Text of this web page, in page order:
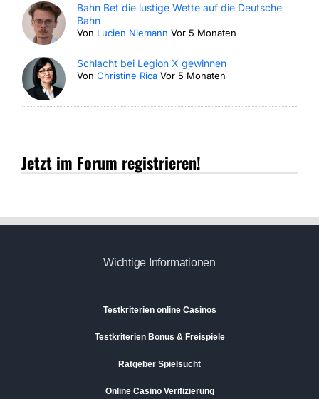
Bahn Bet die lustige Wette auf die Deutsche
Bahn
Von Lucien Niemann Vor 5 Monaten
Schlacht bei Legion X gewinnen
VonChristine Rica Vor 5 Monaten
Jetzt im Forum registrieren!
Wichtige Informationen
Testkriterien online Casinos
Testkriterien Bonus & Freispiele
Ratgeber Spielsucht
Online Casino Verifizierung